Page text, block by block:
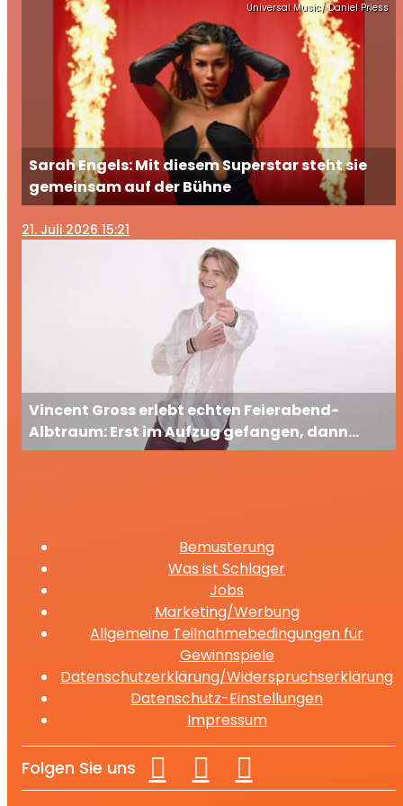
Universal Music/ Daniel Priess
Sarah Engels: Mit diesem Superstar steht sie
gemeinsam auf der Bühne
21. Juli 2026 15:21
Vincent Gross erlebt echten Feierabend-
Albtraum: Erst im Aufzug gefangen, dann
ausgesperrt
Bemusterung
Was ist Schlager
Jobs
Marketing/Werbung
Allgemeine Teilnahmebedingungen für
Gewinnspiele
Datenschutzerklärung/Widerspruchserklärung
Datenschutz-Einstellungen
Impressum
Folgen Sie uns